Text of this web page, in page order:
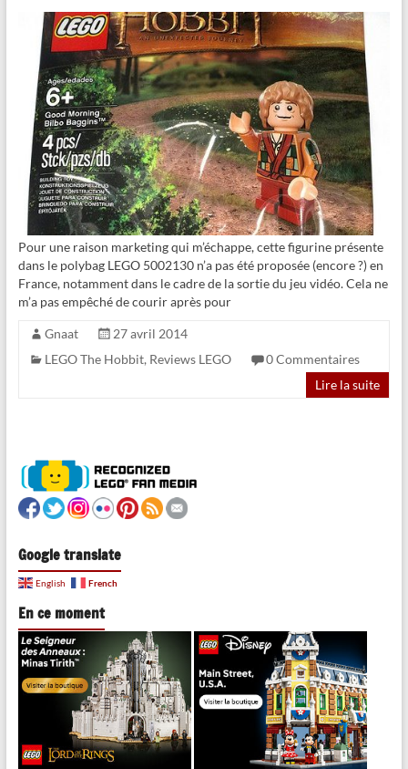
Pour une raison marketing qui m’échappe, cette figurine présente
dans le polybag LEGO 5002130 n’a pas été proposée (encore ?) en
France, notamment dans le cadre de la sortie du jeu vidéo. Cela ne
m’a pas empêché de courir après pour
Gnaat
27 avril 2014
LEGO The Hobbit, Reviews LEGO
0 Commentaires
Lire la suite
Google translate
English French
En ce moment